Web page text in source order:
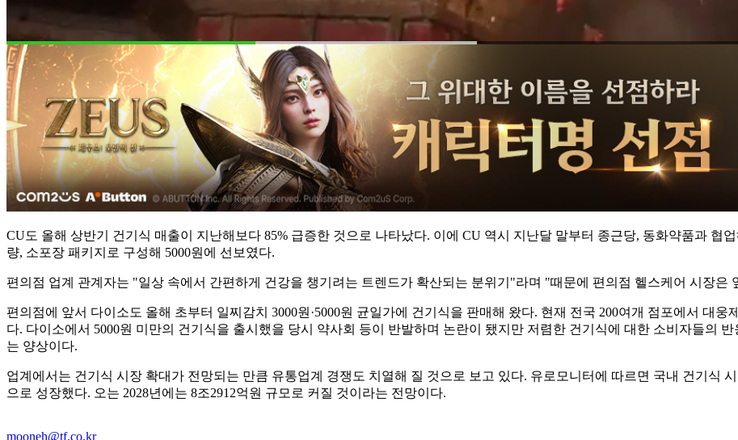
CU도 올해 상반기 건기식 매출이 지난해보다 85% 급증한 것으로 나타났다. 이에 CU 역시 지난달 말부터 종근당, 동화약품과 협
량, 소포장 패키지로 구성해 5000원에 선보였다.
편의점 업계 관계자는 "일상 속에서 간편하게 건강을 챙기려는 트렌드가 확산되는 분위기"라며 "때문에 편의점 헬스케어 시장은
편의점에 앞서 다이소도 올해 초부터 일찌감치 3000원·5000원 균일가에 건기식을 판매해 왔다. 현재 전국 200여개 점포에서 대웅
다. 다이소에서 5000원 미만의 건기식을 출시했을 당시 약사회 등이 반발하며 논란이 됐지만 저렴한 건기식에 대한 소비자들의
는 양상이다.
업계에서는 건기식 시장 확대가 전망되는 만큼 유통업계 경쟁도 치열해 질 것으로 보고 있다. 유로모니터에 따르면 국내 건기식
으로 성장했다. 오는 2028년에는 8조2912억원 규모로 커질 것이라는 전망이다.
mooneh@tf.co.kr